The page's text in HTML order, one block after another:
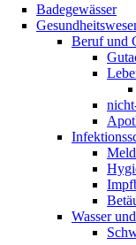
Badegewässer
Beruf und
Wasser